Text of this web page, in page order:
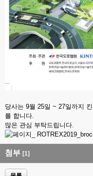
당사는 9월 25일 ~ 27일까지
를 합니다.
많은 관심 부탁드립니다.
첨부 [1]